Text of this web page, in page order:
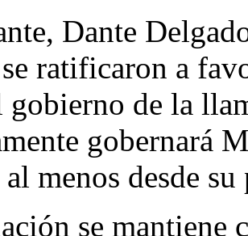
Dante
ratificaron a
de la
gobernará
menos desde
se mantiene